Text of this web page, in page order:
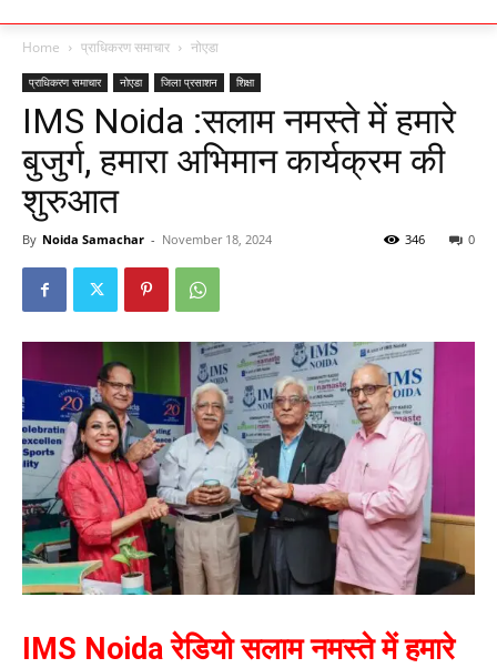
Home प्राधिकरण समाचार नोएडा
प्राधिकरण समाचार नोएडा जिला प्रसाशन शिक्षा
IMS Noida :सलाम नमस्ते में हमारे
बुजुर्ग, हमारा अभिमान कार्यक्रम की
शुरुआत
By Noida Samachar - November 18, 2024 0
346
IMS Noida रेडियो सलाम नमस्ते में हमारे